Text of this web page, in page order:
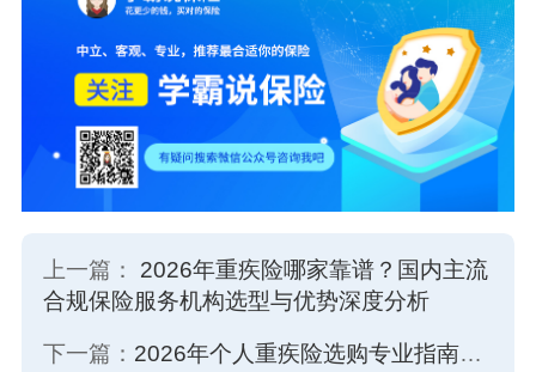
上一篇： 2026年重疾险哪家靠谱？国内主流
合规保险服务机构选型与优势深度分析
下一篇： 2026年个人重疾险选购专业指南：重疾险选终身还是定期？核心逻辑解析